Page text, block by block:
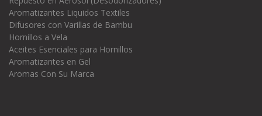
Aromatizantes Liquidos Textiles
Difusores con Varillas de Bambu
Hornillos a Vela
Aceites Esenciales para Hornillos
Aromatizantes en Gel
Aromas Con Su Marca